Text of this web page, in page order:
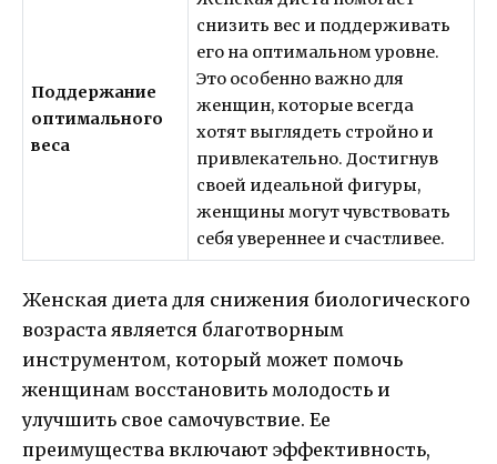
Поддержание
оптимального
веса
снизить вес и поддерживать
его на оптимальном уровне.
Это особенно важно для
женщин, которые всегда
хотят выглядеть стройно и
привлекательно. Достигнув
своей идеальной фигуры,
женщины могут чувствовать
себя увереннее и счастливее.
Женская диета для снижения биологического
возраста является благотворным
инструментом, который может помочь
женщинам восстановить молодость и
улучшить свое самочувствие. Ее
преимущества включают эффективность,